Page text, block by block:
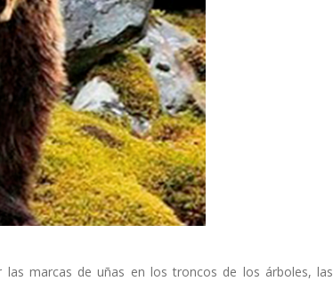
marcas de uñas en los troncos de los árboles, las